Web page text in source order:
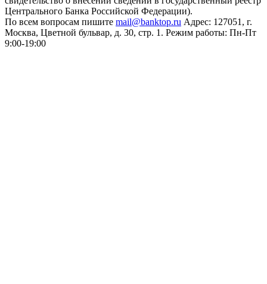
Центрального Банка Российской Федерации).
По всем вопросам пишите mail@banktop.ru Адрес: 127051, г.
Москва, Цветной бульвар, д. 30, стр. 1. Режим работы: Пн-Пт
9:00-19:00